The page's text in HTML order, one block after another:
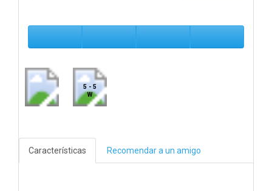
5 - 5
W
Características Recomendar a un amigo